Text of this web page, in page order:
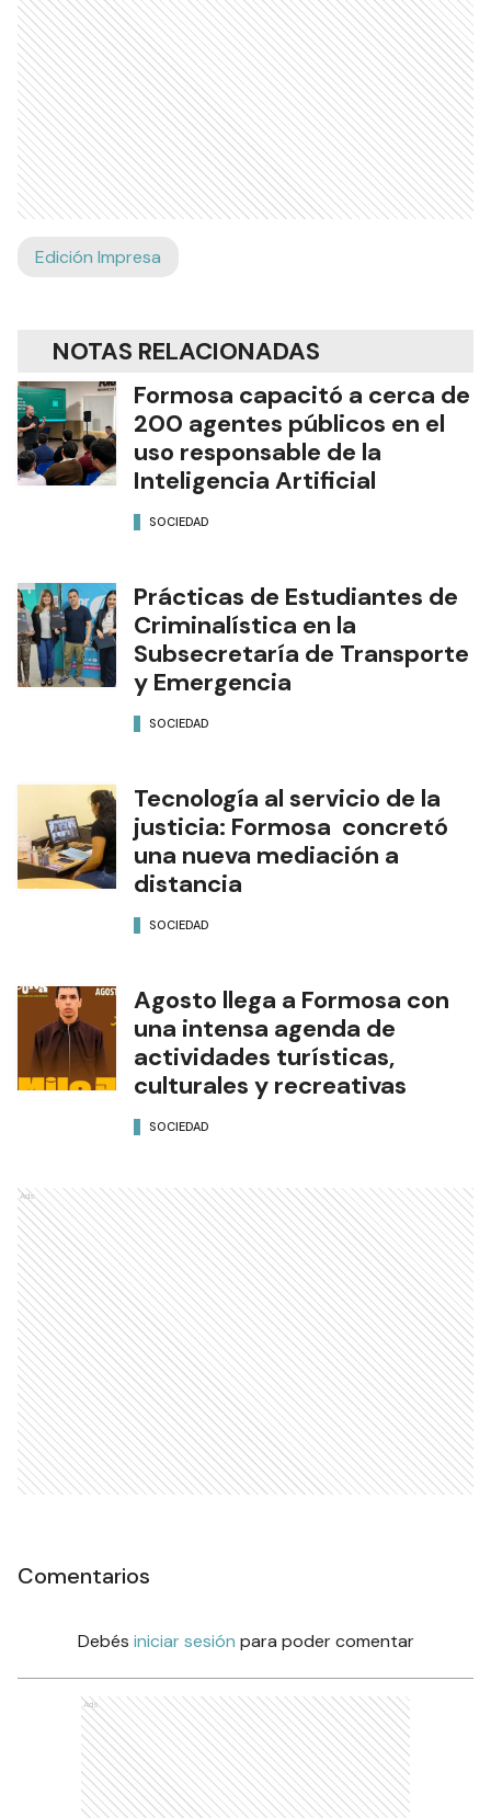
Edición Impresa
NOTAS RELACIONADAS
Formosa capacitó a cerca de
200 agentes públicos en el
uso responsable de la
Inteligencia Artificial
SOCIEDAD
Prácticas de Estudiantes de
Criminalística en la
Subsecretaría de Transporte
y Emergencia
SOCIEDAD
Tecnología al servicio de la
justicia: Formosa concretó
una nueva mediación a
distancia
SOCIEDAD
Agosto llega a Formosa con
una intensa agenda de
actividades turísticas,
culturales y recreativas
SOCIEDAD
Ads
Comentarios
Debés iniciar sesión para poder comentar
Ads